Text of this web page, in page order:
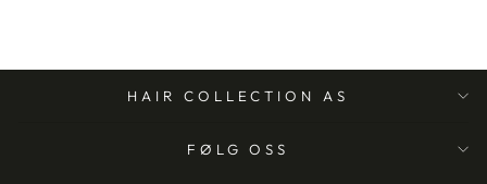
HAIR COLLECTION AS
FØLG OSS